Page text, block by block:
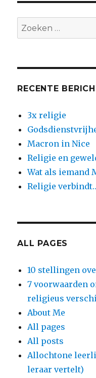
Zoeken
naar:
RECENTE
3x religie
Macron in Nice
Religie en
Wat als iemand
Religie
ALL PAGES
10 stellingen
7 voorwaarden
religieus
About Me
All pages
All posts
Allochtone
leraar vertelt)